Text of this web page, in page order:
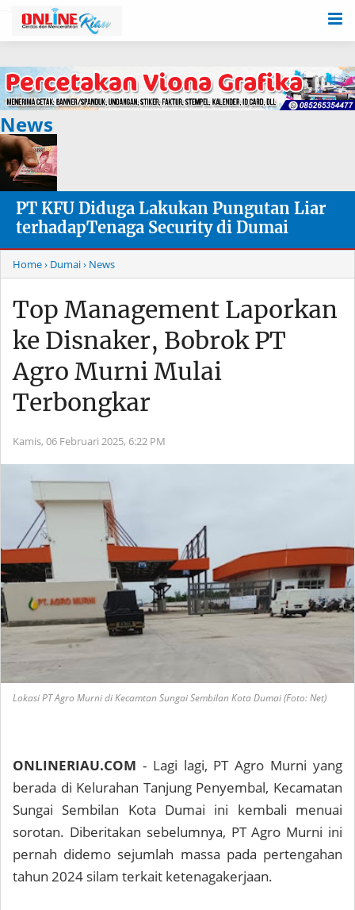
News
PT KFU Diduga Lakukan Pungutan Liar
terhadapTenaga Security di Dumai
Home› Dumai› News
Top Management Laporkan
ke Disnaker, Bobrok PT
Agro Murni Mulai
Terbongkar
Kamis, 06 Februari 2025, 6:22 PM
Lokasi PT Agro Murni di Kecamtan Sungai Sembilan Kota Dumai (Foto: Net)
ONLINERIAU.COM - Lagi lagi, PT Agro Murni yang
berada di Kelurahan Tanjung Penyembal, Kecamatan
Sungai Sembilan Kota Dumai ini kembali menuai
sorotan. Diberitakan sebelumnya, PT Agro Murni ini
pernah didemo sejumlah massa pada pertengahan
tahun 2024 silam terkait ketenagakerjaan.